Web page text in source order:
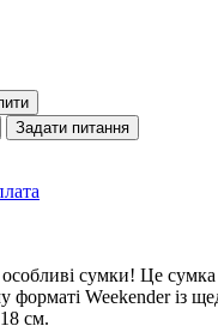
Задати питання
сумки! Це
форматі Weekender із
см.